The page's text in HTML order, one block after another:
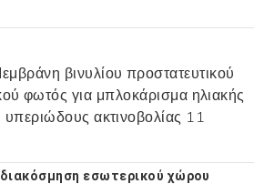
διακόσμηση εσωτερικού χώρου